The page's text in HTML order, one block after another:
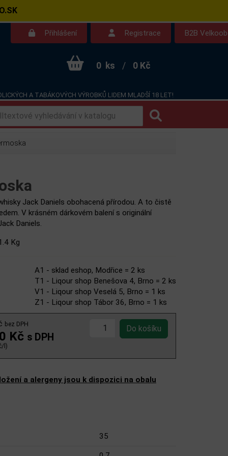
Přihlášení Registrace B2B
0 ks / 0 Kč
A TABÁKOVÝCH VÝROBKŮ LIDEM MLADŠÍ 18 LET!
Dotazy
Jack Daniels obohacená přírodou. A to čistě
V krásném dárkovém balení s originální
Daniels.
Kg
A1 - sklad eshop, Modřice = 2 ks
T1 - Liqour shop Benešova 4, Brno = 2 ks
V1 - Liqour shop Veselá 5, Brno = 1 ks
Z1 - Liqour shop Tábor 36, Brno = 1 ks
bez DPH
Kč s DPH
l)
a alergeny jsou k dispozici na obalu
35